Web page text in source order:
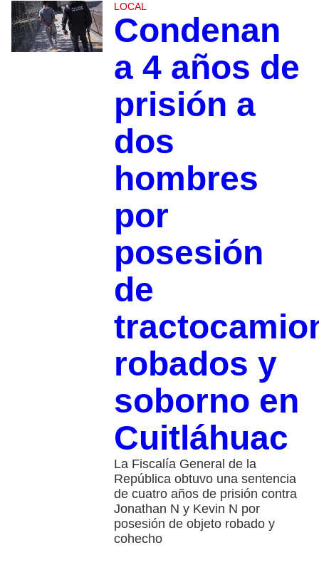
LOCAL
Condenan
a 4 años de
prisión a
dos
hombres
por
posesión
de
robados y
soborno en
Cuitláhuac
La Fiscalía General de la
República obtuvo una sentencia
de cuatro años de prisión contra
Jonathan N y Kevin N por
posesión de objeto robado y
cohecho